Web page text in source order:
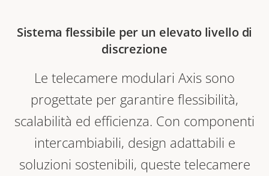
Sistema flessibile per un elevato livello di
discrezione
Le telecamere modulari Axis sono
progettate per garantire flessibilità,
scalabilità ed efficienza. Con componenti
intercambiabili, design adattabili e
soluzioni sostenibili, queste telecamere